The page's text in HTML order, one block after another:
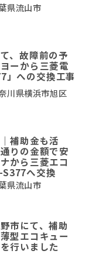
県流山市
、故障前の予
ーから三菱電
」への交換工事
川県横浜市旭区
補助金も活
りの金額で安
から三菱エコ
へ交換
県流山市
市にて、補助
型エコキュー
行いました